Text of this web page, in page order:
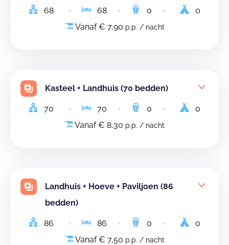
68 68 0
0
Vanaf € 7,90 p.p. / nacht
Kasteel + Landhuis (70 bedden)
70 70 0
0
Vanaf € 8,30 p.p. / nacht
Landhuis + Hoeve + Paviljoen (86
bedden)
86 86 0
0
Vanaf € 7,50 p.p. / nacht